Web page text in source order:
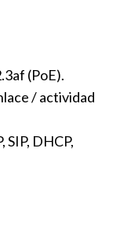
(PoE).
/ actividad
SIP, DHCP,